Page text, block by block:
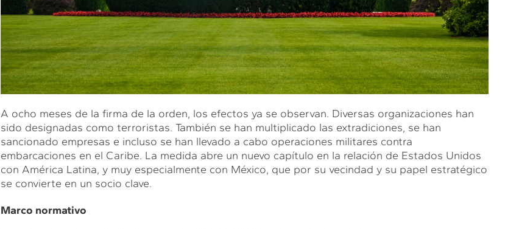
A ocho meses de la firma de la orden, los efectos ya se observan. Diversas organizaciones han
sido designadas como terroristas. También se han multiplicado las extradiciones, se han
sancionado empresas e incluso se han llevado a cabo operaciones militares contra
embarcaciones en el Caribe. La medida abre un nuevo capítulo en la relación de Estados Unidos
con América Latina, y muy especialmente con México, que por su vecindad y su papel estratégico
se convierte en un socio clave.
Marco normativo